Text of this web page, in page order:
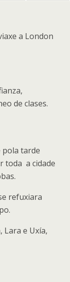
a London
de clases.
pola tarde
toda a cidade
refuxiara
Lara e Uxía,